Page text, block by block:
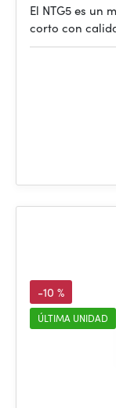
El NTG5 es un
corto con
-10 %
ÚLTIMA UNIDAD